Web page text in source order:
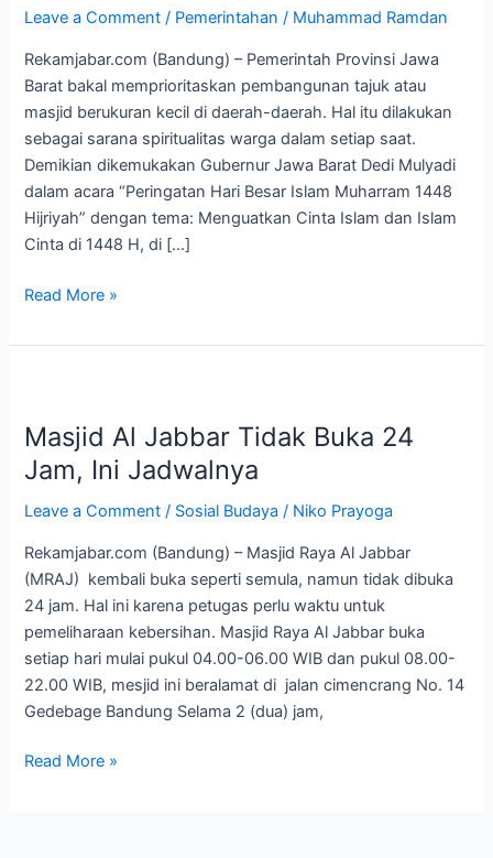
Leave a Comment / Pemerintahan / Muhammad Ramdan
Rekamjabar.com (Bandung) – Pemerintah Provinsi Jawa
Barat bakal memprioritaskan pembangunan tajuk atau
masjid berukuran kecil di daerah-daerah. Hal itu dilakukan
sebagai sarana spiritualitas warga dalam setiap saat.
Demikian dikemukakan Gubernur Jawa Barat Dedi Mulyadi
dalam acara “Peringatan Hari Besar Islam Muharram 1448
Hijriyah” dengan tema: Menguatkan Cinta Islam dan Islam
Cinta di 1448 H, di […]
Bangun
di
Lingkungan
Read More »
Masjid Al Jabbar Tidak Buka 24
Jam, Ini Jadwalnya
Leave a Comment / Sosial Budaya / Niko Prayoga
Rekamjabar.com (Bandung) – Masjid Raya Al Jabbar
(MRAJ) kembali buka seperti semula, namun tidak dibuka
24 jam. Hal ini karena petugas perlu waktu untuk
pemeliharaan kebersihan. Masjid Raya Al Jabbar buka
setiap hari mulai pukul 04.00-06.00 WIB dan pukul 08.00-
22.00 WIB, mesjid ini beralamat di jalan cimencrang No. 14
Gedebage Bandung Selama 2 (dua) jam,
Jabbar
Tidak
24
Ini
Jadwalnya
Read More »